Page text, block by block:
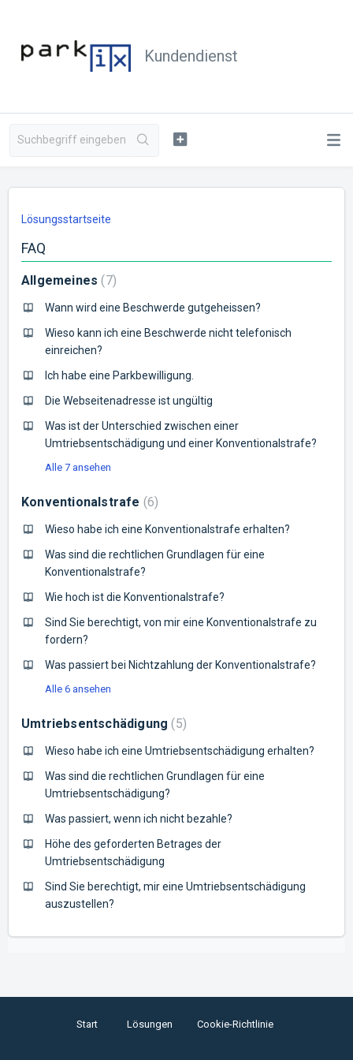
Kundendienst
Lösungsstartseite
FAQ
Allgemeines 7
Wann wird eine Beschwerde gutgeheissen?
Wieso kann ich eine Beschwerde nicht telefonisch
einreichen?
Ich habe eine Parkbewilligung.
Die Webseitenadresse ist ungültig
Was ist der Unterschied zwischen einer
Umtriebsentschädigung und einer Konventionalstrafe?
Alle 7 ansehen
Konventionalstrafe 6
Wieso habe ich eine Konventionalstrafe erhalten?
Was sind die rechtlichen Grundlagen für eine
Konventionalstrafe?
Wie hoch ist die Konventionalstrafe?
Sind Sie berechtigt, von mir eine Konventionalstrafe zu
fordern?
Was passiert bei Nichtzahlung der Konventionalstrafe?
Alle 6 ansehen
Umtriebsentschädigung 5
Wieso habe ich eine Umtriebsentschädigung erhalten?
Was sind die rechtlichen Grundlagen für eine
Umtriebsentschädigung?
Was passiert, wenn ich nicht bezahle?
Höhe des geforderten Betrages der
Umtriebsentschädigung
Sind Sie berechtigt, mir eine Umtriebsentschädigung
auszustellen?
Start Lösungen Cookie-Richtlinie